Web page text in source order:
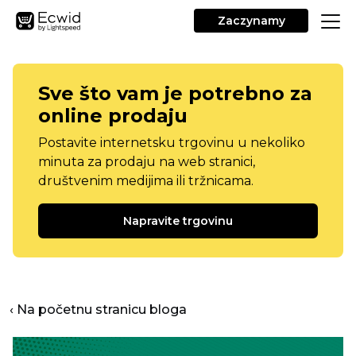
Zaczynamy
Sve što vam je potrebno za
online prodaju
Postavite internetsku trgovinu u nekoliko
minuta za prodaju na web stranici,
društvenim medijima ili tržnicama.
Napravite trgovinu
‹ Na početnu stranicu bloga